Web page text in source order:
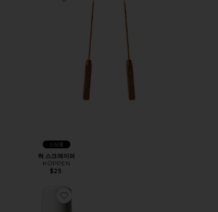
Favorite 혀 스크레이퍼
신상품
혀 스크레이퍼
KÖPPEN
$25
Favorite BEACH SKIN 바디 오일